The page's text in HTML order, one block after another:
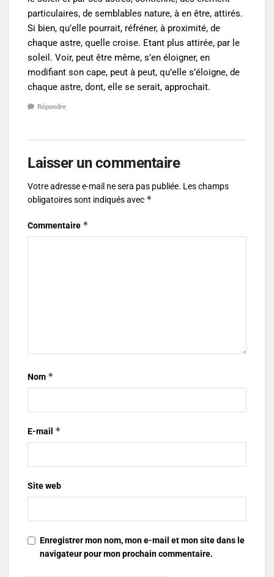
particulaires, de semblables nature, à en être, attirés.
Si bien, qu’elle pourrait, réfréner, à proximité, de
chaque astre, quelle croise. Etant plus attirée, par le
soleil. Voir, peut être même, s’en éloigner, en
modifiant son cape, peut à peut, qu’elle s’éloigne, de
chaque astre, dont, elle se serait, approchait.
Répondre
Laisser un commentaire
Votre adresse e-mail ne sera pas publiée. Les champs
obligatoires sont indiqués avec *
Commentaire *
Nom *
E-mail *
Site web
Enregistrer mon nom, mon e-mail et mon site dans le
navigateur pour mon prochain commentaire.